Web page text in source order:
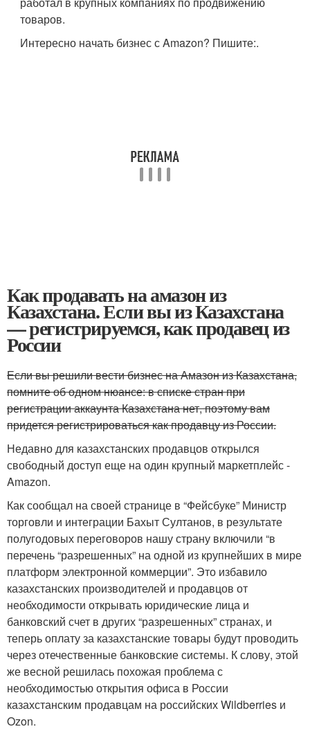
товаров.
Интересно начать бизнес с Amazon? Пишите:.
Как продавать на амазон из
Казахстана. Если вы из Казахстана
— регистрируемся, как продавец из
России
Если вы решили вести бизнес на Амазон из Казахстана,
помните об одном нюансе: в списке стран при
регистрации аккаунта Казахстана нет, поэтому вам
придется регистрироваться как продавцу из России.
Недавно для казахстанских продавцов открылся
свободный доступ еще на один крупный маркетплейс -
Amazon.
Как сообщал на своей странице в “Фейсбуке” Министр
торговли и интеграции Бахыт Султанов, в результате
полугодовых переговоров нашу страну включили “в
перечень “разрешенных” на одной из крупнейших в мире
платформ электронной коммерции”. Это избавило
казахстанских производителей и продавцов от
необходимости открывать юридические лица и
банковский счет в других “разрешенных” странах, и
теперь оплату за казахстанские товары будут проводить
через отечественные банковские системы. К слову, этой
же весной решилась похожая проблема с
необходимостью открытия офиса в России
казахстанским продавцам на российских Wildberries и
Ozon.